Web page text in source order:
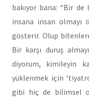
bakıyor bana: “Bir
insana insan olmayı
gösterir. Olup bitenlere
Bir karşı duruş
diyorum, kimileyin
yüklenmek için
gibi hiç de bilimsel